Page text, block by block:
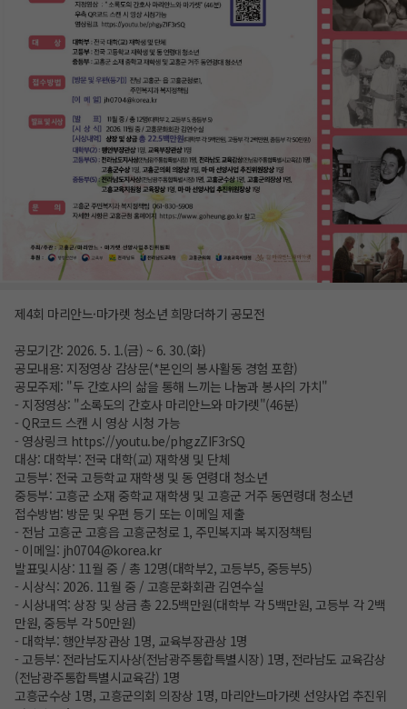
제4회 마리안느·마가렛 청소년 희망더하기 공모전
공모기간: 2026. 5. 1.(금) ~ 6. 30.(화)
공모내용: 지정영상 감상문(*본인의 봉사활동 경험 포함)
공모주제: "두 간호사의 삶을 통해 느끼는 나눔과 봉사의 가치"
- 지정영상: "소록도의 간호사 마리안느와 마가렛"(46분)
- QR코드 스캔 시 영상 시청 가능
- 영상링크 https://youtu.be/phgzZIF3rSQ
대상: 대학부: 전국 대학(교) 재학생 및 단체
고등부: 전국 고등학교 재학생 및 동 연령대 청소년
중등부: 고흥군 소재 중학교 재학생 및 고흥군 거주 동연령대 청소년
접수방법: 방문 및 우편 등기 또는 이메일 제출
- 전남 고흥군 고흥읍 고흥군청로 1, 주민복지과 복지정책팀
- 이메일: jh0704@korea.kr
발표및시상: 11월 중 / 총 12명(대학부2, 고등부5, 중등부5)
- 시상식: 2026. 11월 중 / 고흥문화회관 김연수실
- 시상내역: 상장 및 상금 총 22.5백만원(대학부 각 5백만원, 고등부 각 2백
만원, 중등부 각 50만원)
- 대학부: 행안부장관상 1명, 교육부장관상 1명
- 고등부: 전라남도지사상(전남광주통합특별시장) 1명, 전라남도 교육감상
(전남광주통합특별시교육감) 1명
고흥군수상 1명, 고흥군의회 의장상 1명, 마리안느마가렛 선양사업 추진위